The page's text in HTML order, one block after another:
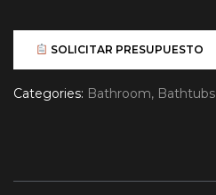
SOLICITAR PRESUPUESTO
Categories: Bathroom, Bathtubs